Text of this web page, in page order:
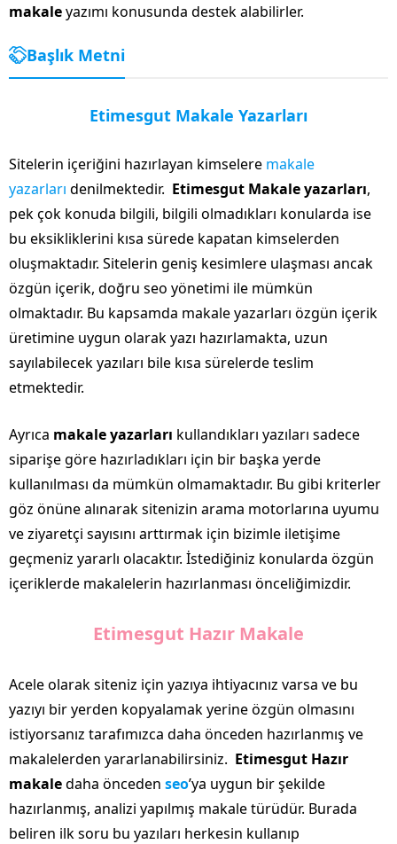
makaleyazımı konusunda destek alabilirler.
Başlık Metni
Etimesgut Makale Yazarları
Sitelerin içeriğini hazırlayan kimselere makale
yazarları denilmektedir. Etimesgut Makale yazarları,
pek çok konuda bilgili, bilgili olmadıkları konularda ise
bu eksikliklerini kısa sürede kapatan kimselerden
oluşmaktadır. Sitelerin geniş kesimlere ulaşması ancak
özgün içerik, doğru seo yönetimi ile mümkün
olmaktadır. Bu kapsamda makale yazarları özgün içerik
üretimine uygun olarak yazı hazırlamakta, uzun
sayılabilecek yazıları bile kısa sürelerde teslim
etmektedir.
Ayrıca makale yazarları kullandıkları yazıları sadece
siparişe göre hazırladıkları için bir başka yerde
kullanılması da mümkün olmamaktadır. Bu gibi kriterler
göz önüne alınarak sitenizin arama motorlarına uyumu
ve ziyaretçi sayısını arttırmak için bizimle iletişime
geçmeniz yararlı olacaktır. İstediğiniz konularda özgün
içeriklerde makalelerin hazırlanması önceliğimizdir.
Etimesgut Hazır Makale
Acele olarak siteniz için yazıya ihtiyacınız varsa ve bu
yazıyı bir yerden kopyalamak yerine özgün olmasını
istiyorsanız tarafımızca daha önceden hazırlanmış ve
makalelerden yararlanabilirsiniz. Etimesgut Hazır
makaledaha önceden seo’ya uygun bir şekilde
hazırlanmış, analizi yapılmış makale türüdür. Burada
beliren ilk soru bu yazıları herkesin kullanıp